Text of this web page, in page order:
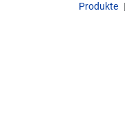
Produkte